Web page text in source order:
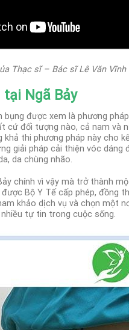
Thạc sĩ – Bác sĩ Lê Văn
Ngã Bảy
được xem là phương
cứ đối tượng nào, cả nam và
khả thi phương pháp này cho
giải pháp cải thiện vóc dáng
da chùng nhão.
chính vì vậy mà trở thành
Bộ Y Tế cấp phép, đồng
khảo dịch vụ và chọn một
tự tin trong cuộc sống.